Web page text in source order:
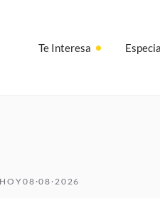
Te Interesa
08·08·2026